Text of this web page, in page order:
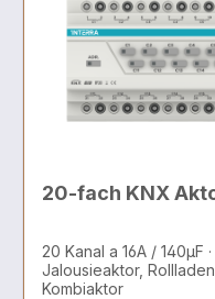
20 Kanal a 16A / 140µF
Jalousieaktor,
Kombiaktor